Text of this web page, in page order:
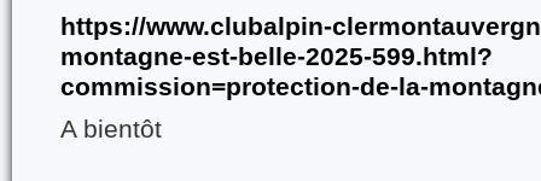
https://www.clubalpin-
montagne-est-belle-2025-599.html?
commission=protection-de-la-
A bientôt